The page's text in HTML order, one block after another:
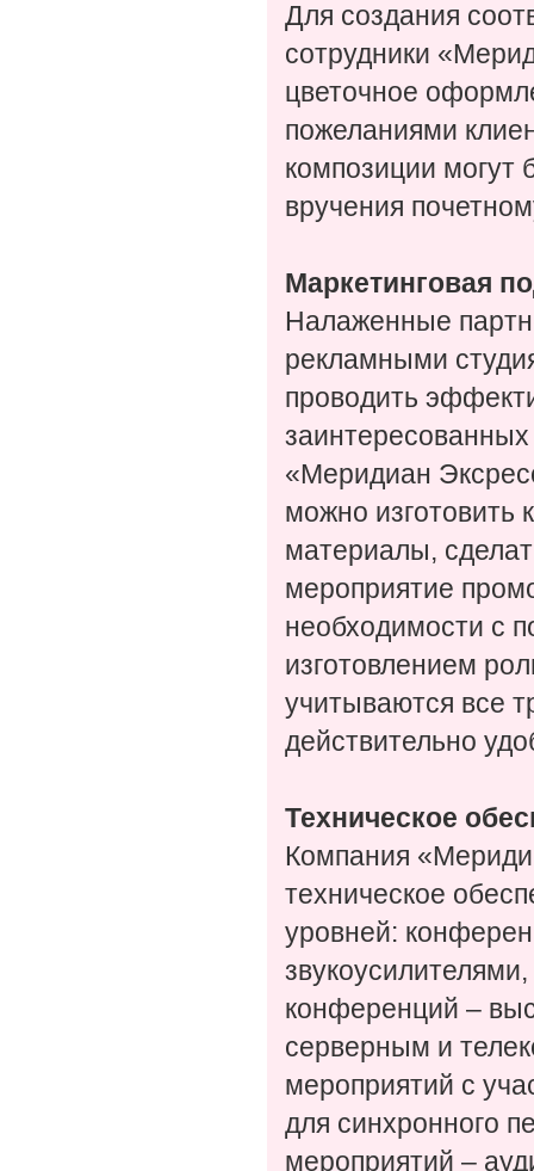
Для создания
сотрудники
цветочное
пожеланиями
композиции могут
вручения
Маркетинговая
Налаженные
рекламными
проводить
«Меридиан
можно изготовить
материалы,
мероприятие
необходимости с
изготовлением
учитываются все
действительно
Техническое
Компания
техническое
уровней:
конференций –
серверным и
мероприятий с
для синхронного
мероприятий –